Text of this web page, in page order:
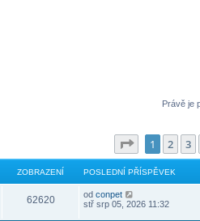
Právě je
Stránka z
1 2 3
ZOBRAZENÍ POSLEDNÍ PŘÍSPĚVEK
62620 od conpet
stř srp 05, 2026 11:32